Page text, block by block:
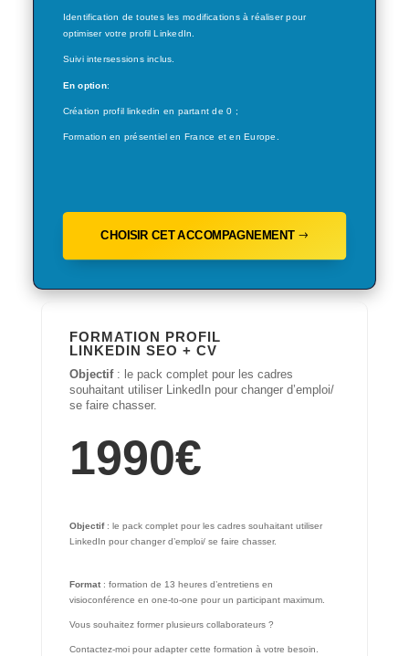
Identification de toutes les modifications à réaliser pour
optimiser votre profil LinkedIn.
Suivi intersessions inclus.
En option:
Création profil linkedin en partant de 0 ;
Formation en présentiel en France et en Europe.
CHOISIR CET ACCOMPAGNEMENT
FORMATION PROFIL
LINKEDIN SEO + CV
Objectif: le pack complet pour les cadres
souhaitant utiliser LinkedIn pour changer d’emploi/
se faire chasser.
1990€
Objectif : le pack complet pour les cadres souhaitant utiliser
LinkedIn pour changer d’emploi/ se faire chasser.
Format: formation de 13 heures d’entretiens en
visioconférence en one-to-one pour un participant maximum.
Vous souhaitez former plusieurs collaborateurs ?
Contactez-moi pour adapter cette formation à votre besoin.